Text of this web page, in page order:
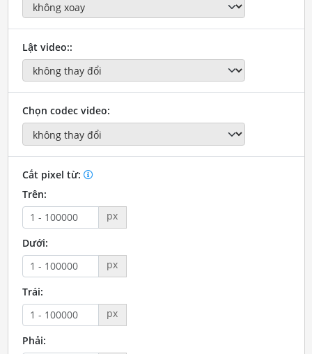
Lật video::
Chọn codec video:
Cắt pixel từ:
Trên:
px
Dưới:
px
Trái:
px
Phải: